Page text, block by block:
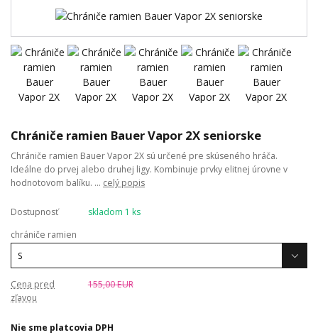
Chrániče ramien Bauer Vapor 2X seniorske
Chrániče ramien Bauer Vapor 2X sú určené pre skúseného hráča.
Ideálne do prvej alebo druhej ligy. Kombinuje prvky elitnej úrovne v
hodnotovom balíku. ... celý popis
Dostupnosť
skladom 1 ks
chrániče ramien
Cena pred
zľavou
155,00 EUR
Nie sme platcovia DPH